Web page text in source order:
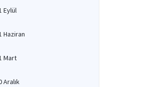
Eylül
Haziran
Mart
Aralık